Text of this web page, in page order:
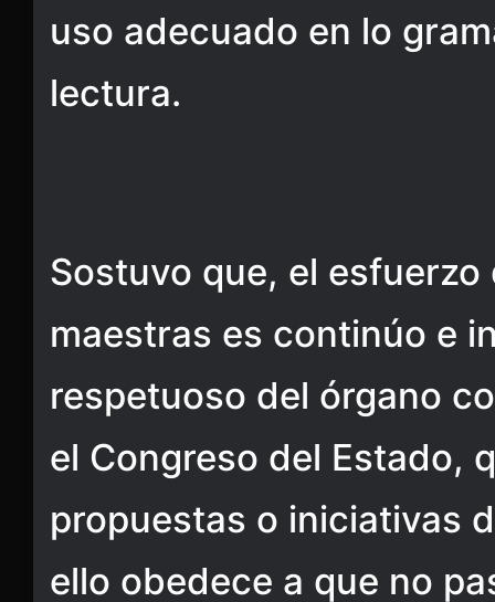
uso adecuado en lo
lectura.
Sostuvo que, el
maestras es continúo e
respetuoso del órgano
el Congreso del Estado,
propuestas o iniciativas
ello obedece a que no